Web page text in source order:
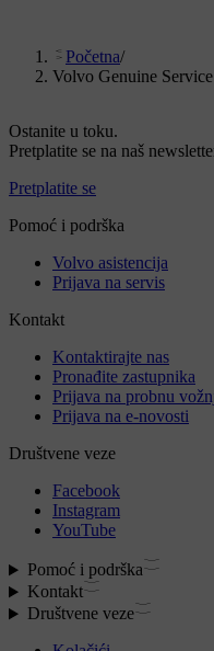
Početna/
Volvo Genuine Service